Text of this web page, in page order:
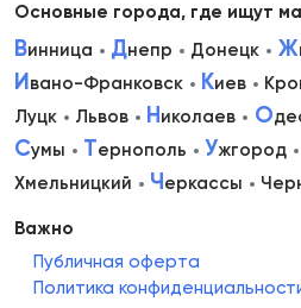
Основные города, где ищут
Винница Днепр Донецк Ж
Ивано-Франковск Киев
Луцк
Львов Николаев О
Сумы Тернополь Ужгород
Хмельницкий
Черкассы
Важно
Публичная оферта
Политика